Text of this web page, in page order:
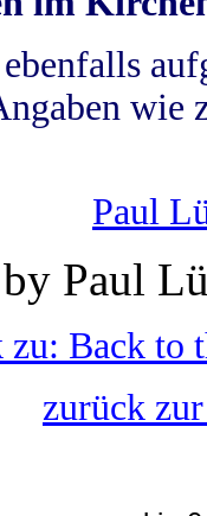
wie
Paul
Paul
zu: Back to
zurück